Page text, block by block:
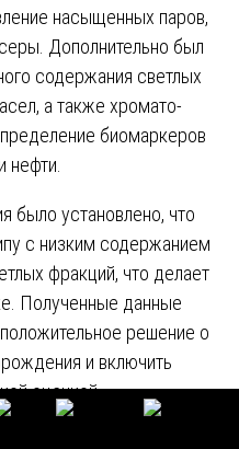
насыщенных паров,
Дополнительно был
содержания светлых
а также хромато-
биомаркеров
нефти.
было установлено, что
с низким содержанием
фракций, что делает
Полученные данные
решение о
и включить
оценкой